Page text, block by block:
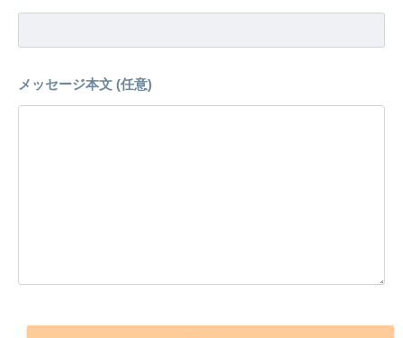
メッセージ本文 (任意)